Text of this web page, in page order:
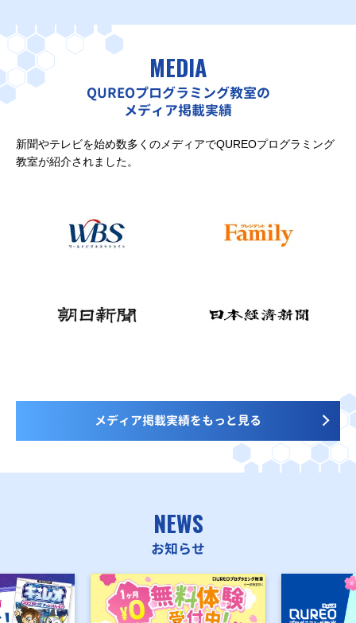
MEDIA
QUREOプログラミング教室の
メディア掲載実績
新聞やテレビを始め数多くのメディアでQUREOプログラミング
教室が紹介されました。
メディア掲載実績をもっと見る
NEWS
お知らせ